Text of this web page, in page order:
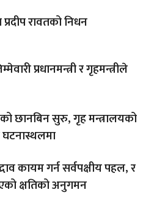
रावतको निधन
प्रधानमन्त्री र गृहमन्त्रीले
छानबिन सुरु, गृह मन्त्रालयको
घटनास्थलमा
कायम गर्न सर्वपक्षीय पहल, र
क्षतिको अनुगमन